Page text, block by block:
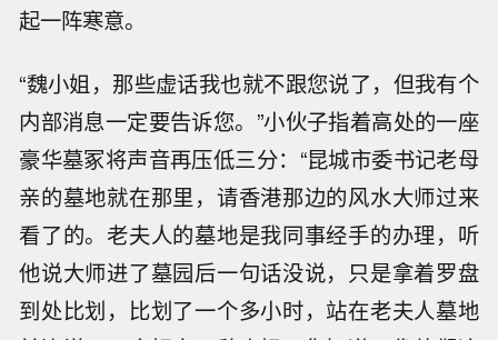
起一阵寒意。
“魏小姐，那些虚话我也就不跟您说了，但我有个
内部消息一定要告诉您。”小伙子指着高处的一座
豪华墓冢将声音再压低三分：“昆城市委书记老母
亲的墓地就在那里，请香港那边的风水大师过来
看了的。老夫人的墓地是我同事经手的办理，听
他说大师进了墓园后一句话没说，只是拿着罗盘
到处比划，比划了一个多小时，站在老夫人墓地